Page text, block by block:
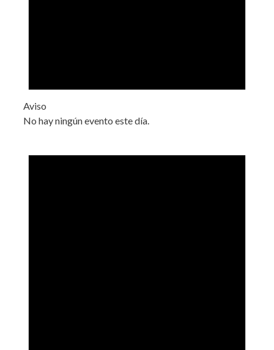
Aviso
No hay ningún evento este día.